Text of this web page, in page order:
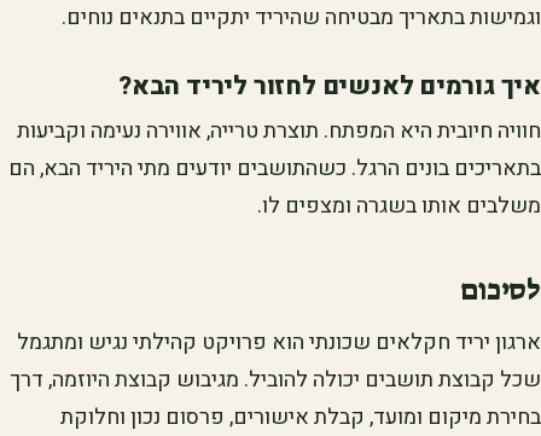
וגמישות בתאריך מבטיחה שהיריד יתקיים בתנאים נוחים.
איך גורמים לאנשים לחזור ליריד הבא?
חוויה חיובית היא המפתח. תוצרת טרייה, אווירה נעימה וקביעות
בתאריכים בונים הרגל. כשהתושבים יודעים מתי היריד הבא, הם
משלבים אותו בשגרה ומצפים לו.
לסיכום
ארגון יריד חקלאים שכונתי הוא פרויקט קהילתי נגיש ומתגמל
שכל קבוצת תושבים יכולה להוביל. מגיבוש קבוצת היוזמה, דרך
בחירת מיקום ומועד, קבלת אישורים, פרסום נכון וחלוקת